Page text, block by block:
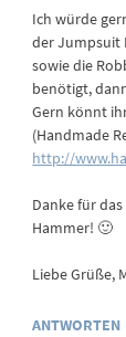
Ich würde
der Jumpsuit
sowie die
benötigt,
Gern könnt
(Handmade
http://
Danke für
Hammer! 🙂
Liebe Grüße,
ANTWORTEN